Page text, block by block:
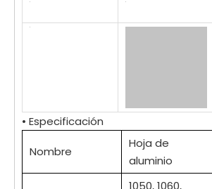
• Especificación
Nombre
Hoja de
aluminio
1050, 1060,